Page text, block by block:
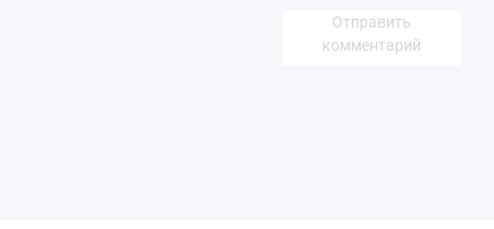
Отправить
комментарий